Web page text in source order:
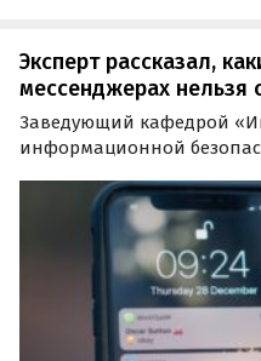
Эксперт рассказал,
мессенджерах нельзя
Заведующий кафедрой
информационной
Шамиль Магомедов в
рассказал, какие
открывать.